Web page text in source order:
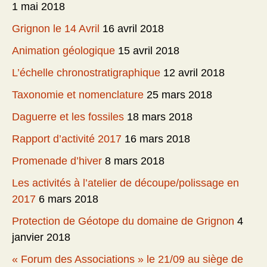
1 mai 2018
Grignon le 14 Avril 16 avril 2018
Animation géologique 15 avril 2018
L’échelle chronostratigraphique 12 avril 2018
Taxonomie et nomenclature 25 mars 2018
Daguerre et les fossiles 18 mars 2018
Rapport d’activité 2017 16 mars 2018
Promenade d’hiver 8 mars 2018
Les activités à l’atelier de découpe/polissage en
2017 6 mars 2018
Protection de Géotope du domaine de Grignon 4
janvier 2018
« Forum des Associations » le 21/09 au siège de